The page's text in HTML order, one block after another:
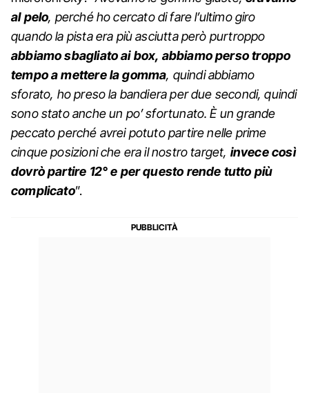
al pelo, perché ho cercato di fare l’ultimo giro
quando la pista era più asciutta però purtroppo
abbiamo sbagliato ai box, abbiamo perso troppo
tempo a mettere la gomma, quindi abbiamo
sforato, ho preso la bandiera per due secondi, quindi
sono stato anche un po’ sfortunato. È un grande
peccato perché avrei potuto partire nelle prime
cinque posizioni che era il nostro target, invece così
dovrò partire 12° e per questo rende tutto più
complicato”.